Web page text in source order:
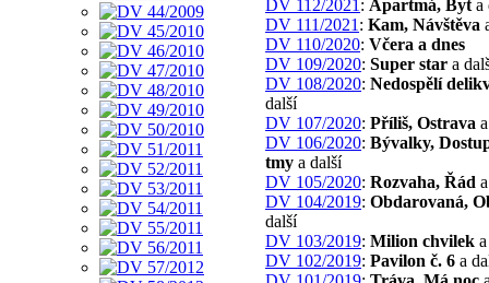
DV 112/2021 : Apartmá, Byt a
DV 111/2021 : Kam, Návštěva
DV 110/2020: Včera a dnes
DV 109/2020: Super star a
DV 108/2020: Nedospělí
další
DV 107/2020: Příliš, Ostrava
DV 106/2020: Bývalky,
tmy a další
DV 105/2020: Rozvaha, Řád
DV 104/2019: Obdarovaná,
další
DV 103/2019: Milion chvilek
DV 102/2019: Pavilon č. 6 a